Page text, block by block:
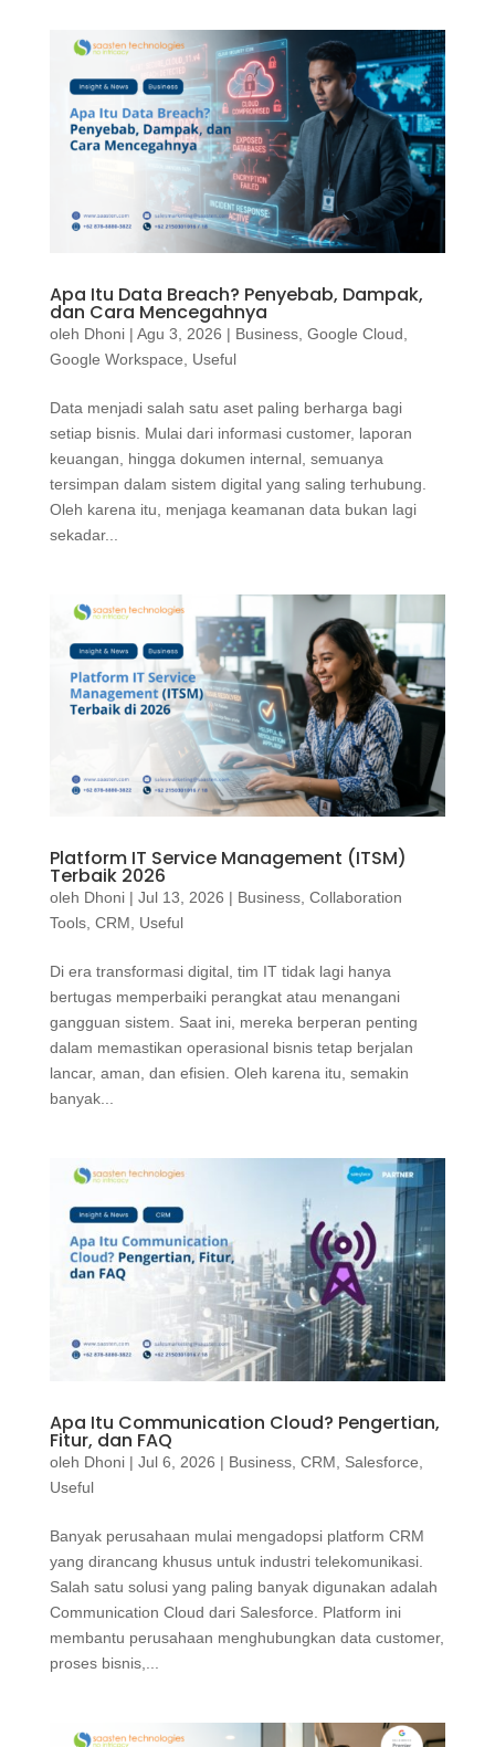
Apa Itu Data Breach? Penyebab, Dampak,
dan Cara Mencegahnya
oleh Dhoni| Agu 3, 2026 | Business, Google Cloud
Google Workspace
Useful
Data menjadi salah satu aset paling berharga bagi
setiap bisnis. Mulai dari informasi customer, laporan
keuangan, hingga dokumen internal, semuanya
tersimpan dalam sistem digital yang saling terhubung.
Oleh karena itu, menjaga keamanan data bukan lagi
sekadar...
Platform IT Service Management (ITSM)
Terbaik 2026
oleh Dhoni| Jul 13, 2026 | Business, Collaboration
Tools, CRM, Useful
Di era transformasi digital, tim IT tidak lagi hanya
bertugas memperbaiki perangkat atau menangani
gangguan sistem. Saat ini, mereka berperan penting
dalam memastikan operasional bisnis tetap berjalan
lancar, aman, dan efisien. Oleh karena itu, semakin
banyak...
Apa Itu Communication Cloud? Pengertian,
Fitur, dan FAQ
oleh Dhoni| Jul 6, 2026 | Business, CRM Salesforce
Useful
Banyak perusahaan mulai mengadopsi platform CRM
yang dirancang khusus untuk industri telekomunikasi.
Salah satu solusi yang paling banyak digunakan adalah
Communication Cloud dari Salesforce. Platform ini
membantu perusahaan menghubungkan data customer,
proses bisnis,...